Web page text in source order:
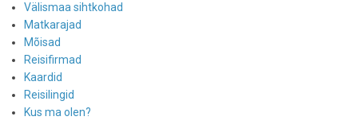
Välismaa sihtkohad
Matkarajad
Mõisad
Reisifirmad
Kaardid
Reisilingid
Kus ma olen?